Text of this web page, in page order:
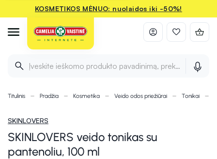
KOSMETIKOS MĖNUO: nuolaidos iki -50%!
Įveskite ieškomo produkto pavadinimą, prekės ženklą ir
Titulinis Pradžia Kosmetika Veido odos priežiūrai Tonikai
SKINLOVERS
SKINLOVERS veido tonikas su
pantenoliu, 100 ml